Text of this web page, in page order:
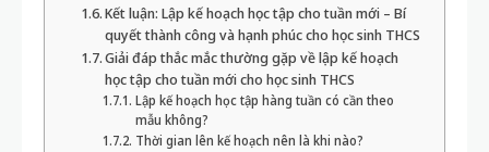
Kết luận: Lập kế hoạch học tập cho tuần mới – Bí
quyết thành công và hạnh phúc cho học sinh THCS
Giải đáp thắc mắc thường gặp về lập kế hoạch
học tập cho tuần mới cho học sinh THCS
Lập kế hoạch học tập hàng tuần có cần theo
mẫu không?
Thời gian lên kế hoạch nên là khi nào?